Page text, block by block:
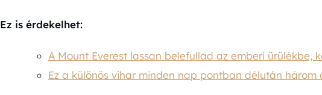
Ez is érdekelhet:
A Mount Everest lassan belefullad az emberi ürülékbe,
Ez a különös vihar minden nap pontban délután három